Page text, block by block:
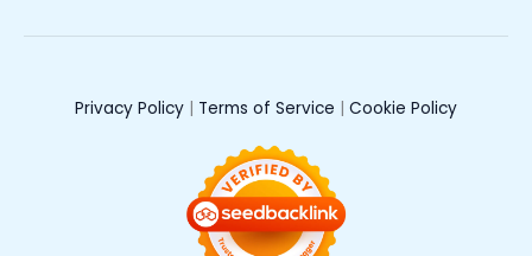
Privacy Policy | Terms of Service | Cookie Policy